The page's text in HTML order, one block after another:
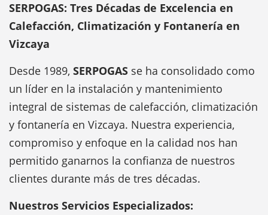
SERPOGAS: Tres Décadas de Excelencia en
Calefacción, Climatización y Fontanería en
Vizcaya
Desde 1989, SERPOGAS se ha consolidado como
un líder en la instalación y mantenimiento
integral de sistemas de calefacción, climatización
y fontanería en Vizcaya. Nuestra experiencia,
compromiso y enfoque en la calidad nos han
permitido ganarnos la confianza de nuestros
clientes durante más de tres décadas.
Nuestros Servicios Especializados: